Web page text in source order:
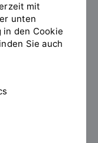
mit
unten
den Cookie
Sie auch